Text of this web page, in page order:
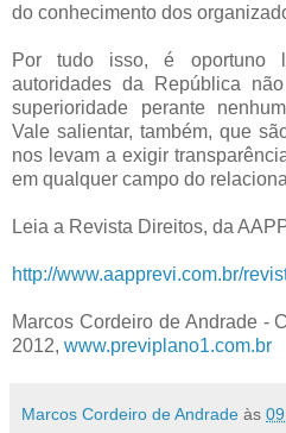
do conhecimento dos
Por tudo isso, é oportuno
autoridades da República
superioridade perante
Vale salientar, também, que
nos levam a exigir
em qualquer campo do
Leia a Revista Direitos, da
http://www.aapprevi.com.br/
Marcos Cordeiro de Andrade -
2012, www.previplano1.com.br
Marcos Cordeiro de Andrade às